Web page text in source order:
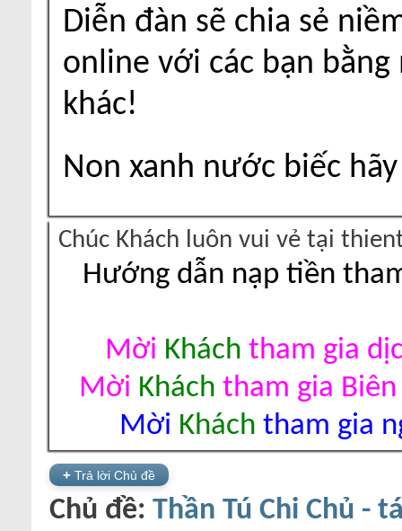
Diễn đàn sẽ chia sẻ
online với các bạn
khác!
Non xanh nước biếc
Chúc Khách luôn vui vẻ tại
Hướng dẫn nạp tiền
Mời Khách tham gia
Mời Khách tham gia
Mời Khách tham gia
+ Trả lời Chủ đề
Chủ đề: Thần Tú Chi Chủ -